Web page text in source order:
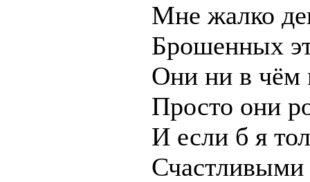
Мне жалко
Брошенных
Они ни в чём
Просто они
И если б я
Счастливыми